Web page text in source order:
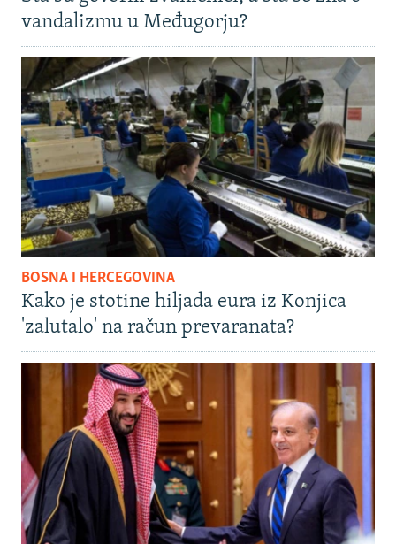
vandalizmu u Međugorju?
BOSNA I HERCEGOVINA
Kako je stotine hiljada eura iz Konjica
'zalutalo' na račun prevaranata?